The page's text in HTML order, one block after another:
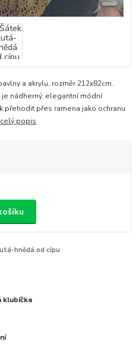
a akrylu, rozměr 212x82cm.
nádherný, elegantní módní
přehodit přes ramena jako ochranu
celý popis
hnědá od cípu
klubíčka